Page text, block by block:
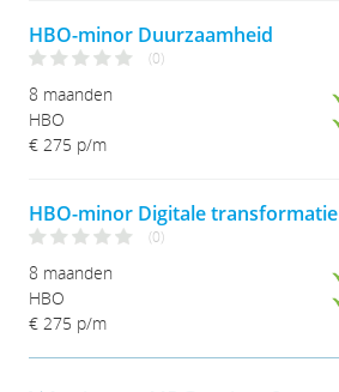
HBO-minor Duurzaamheid
(0)
8 maanden
HBO
€ 275 p/m
HBO-minor Digitale transformatie
(0)
8 maanden
HBO
€ 275 p/m